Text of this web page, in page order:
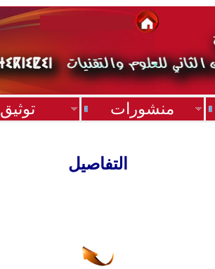
توثيق منشورات
التفاصيل